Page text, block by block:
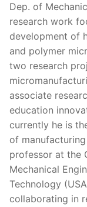
Dep. of
research work
development of
and polymer
two research
associate
education
currently he is
of
professor at the
Mechanical
Technology
collaborating in